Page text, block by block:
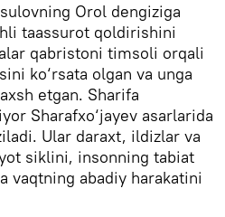
Orol dengiziga
taassurot qoldirishini
qabristoni timsoli orqali
ko‘rsata olgan va unga
etgan. Sharifa
Sharafxo‘jayev asarlarida
Ular daraxt, ildizlar va
siklini, insonning tabiat
vaqtning abadiy harakatini